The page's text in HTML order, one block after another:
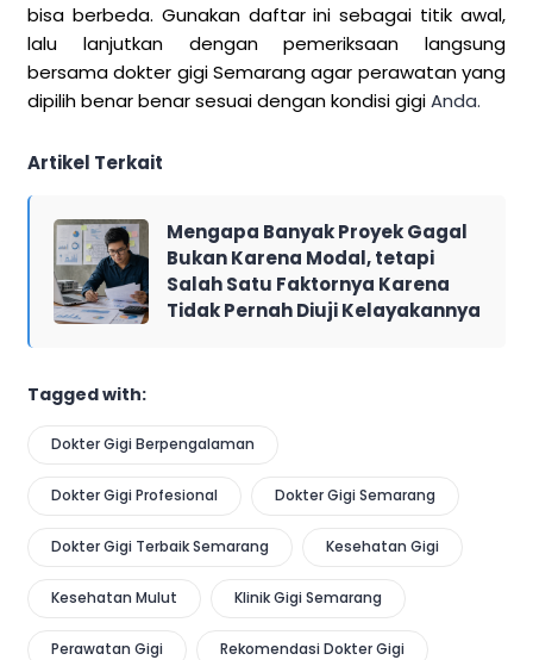
bisa berbeda. Gunakan daftar ini sebagai titik awal,
lalu lanjutkan dengan pemeriksaan langsung
bersama dokter gigi Semarang agar perawatan yang
dipilih benar benar sesuai dengan kondisi gigiAnda.
Artikel Terkait
Mengapa Banyak Proyek Gagal
Bukan Karena Modal, tetapi
Salah Satu Faktornya Karena
Tidak Pernah Diuji Kelayakannya
Tagged with:
Dokter Gigi Berpengalaman
Dokter Gigi Profesional Dokter Gigi Semarang
Dokter Gigi Terbaik Semarang Kesehatan Gigi
Kesehatan Mulut Klinik Gigi Semarang
Perawatan Gigi Rekomendasi Dokter Gigi